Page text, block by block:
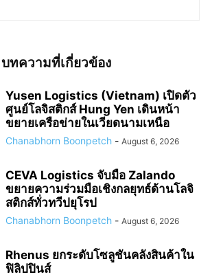
บทความที่เกี่ยวข้อง
Yusen Logistics (Vietnam) เปิดตัว
ศูนย์โลจิสติกส์ Hung Yen เดินหน้า
ขยายเครือข่ายในเวียดนามเหนือ
Chanabhorn Boonpetch - August 6, 2026
CEVA Logistics จับมือ Zalando
ขยายความร่วมมือเชิงกลยุทธ์ด้านโลจิ
สติกส์ทั่วทวีปยุโรป
Chanabhorn Boonpetch - August 6, 2026
Rhenus ยกระดับโซลูชันคลังสินค้าใน
ฟิลิปปินส์